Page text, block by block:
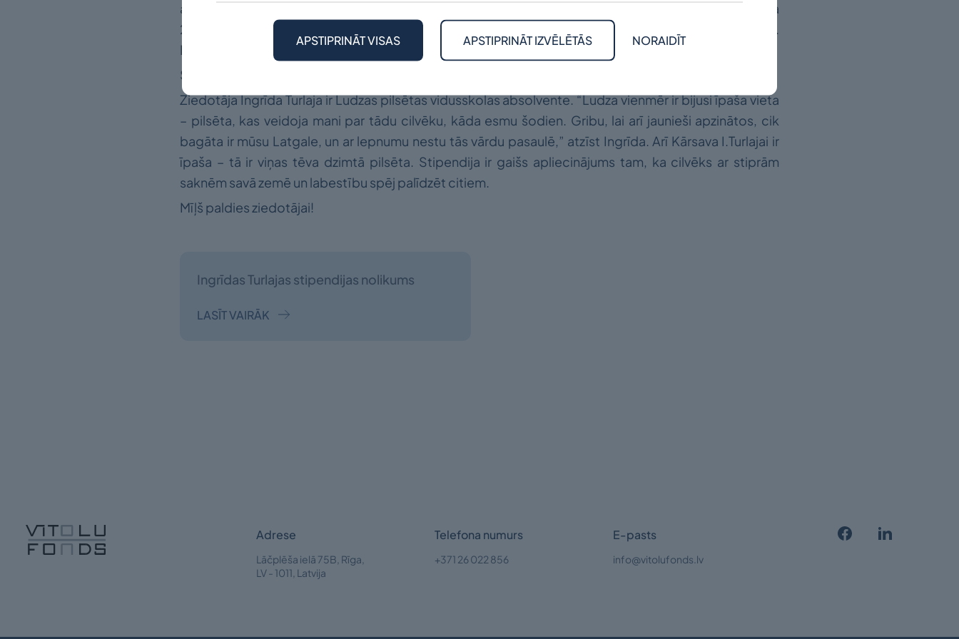
atsagrīzt. Byut latgalīšam – ir īt un īt.". Pieteikums Vītolu fondā jāiesniedz elektroniski līdz 2026.gada
22.martam, nosūtot to uz
info@vitolufonds.lv
ar norādi “Pieteikums Ingrīdas Turlajas stipendijai”.
Komisija konkursa rezultātus paziņo līdz 2026.gada 20.aprīlim.
Stipendiju fonds konkursa uzvarētājiem ir 1000 EUR.
Ziedotāja Ingrīda Turlaja ir Ludzas pilsētas vidusskolas absolvente. “Ludza vienmēr ir bijusi īpaša vieta
– pilsēta, kas veidoja mani par tādu cilvēku, kāda esmu šodien. Gribu, lai arī jaunieši apzinātos, cik
bagāta ir mūsu Latgale, un ar lepnumu nestu tās vārdu pasaulē,” atzīst Ingrīda. Arī Kārsava I.Turlajai ir
īpaša – tā ir viņas tēva dzimtā pilsēta. Stipendija ir gaišs apliecinājums tam, ka cilvēks ar stiprām
saknēm savā zemē un labestību spēj palīdzēt citiem.
Mīļš paldies ziedotājai!
Ingrīdas Turlajas stipendijas nolikums
LASĪT VAIRĀK
Adrese
Lāčplēša ielā 75B, Rīga,
LV - 1011, Latvija
Telefona numurs
+371 26 022 856
E-pasts
info@vitolufonds.lv
NORAIDĪT
APSTIPRINĀT IZVĒLĒTĀS
APSTIPRINĀT VISAS